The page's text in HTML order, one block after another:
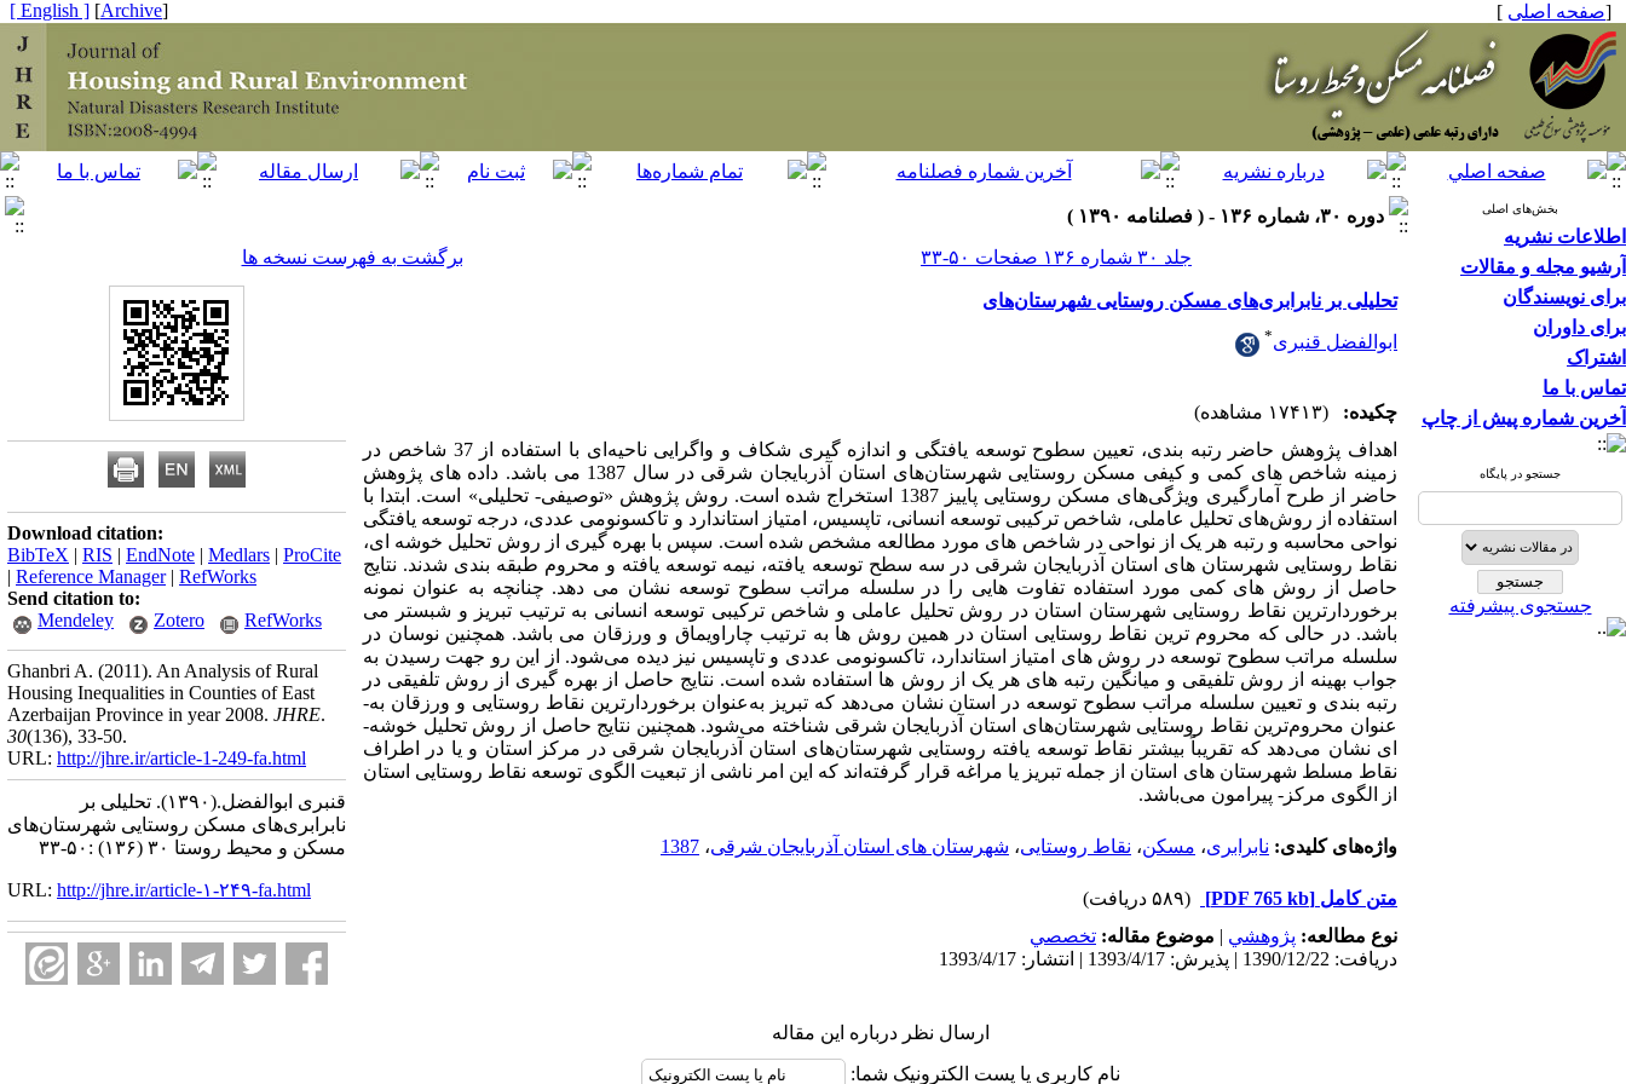
[صفحه اصلی ]
[
Archive
]
[ English ]
بخش‌های اصلی
اطلاعات نشریه
آرشیو مجله و مقالات
برای نویسندگان
برای داوران
اشتراک
تماس با ما
آخرین شماره پیش از چاپ
جستجو در پایگاه
جستجوی پیشرفته
دوره ۳۰، شماره ۱۳۶ - ( فصلنامه ۱۳۹۰ )
جلد ۳۰ شماره ۱۳۶ صفحات ۵۰-۳۳
برگشت به فهرست نسخه ها
تحلیلی بر نابرابری‌های مسکن روستایی شهرستان‌های
ابوالفضل قنبری*
چکیده:
(۱۷۴۱۳ مشاهده)
اهداف پژوهش حاضر رتبه بندی، تعیین سطوح توسعه یافتگی و اندازه گیری شکاف و واگرایی ناحیه‌ای با استفاده از 37 شاخص در
زمینه شاخص های کمی و کیفی مسکن روستایی شهرستان‌های استان آذربایجان شرقی در سال 1387 می باشد. داده های پژوهش
حاضر از طرح آمارگیری ویژگی‌های مسکن روستایی پاییز 1387 استخراج شده است. روش پژوهش «توصیفی- تحلیلی» است. ابتدا با
استفاده از روش‌های تحلیل عاملی، شاخص ترکیبی توسعه انسانی، تاپسیس، امتیاز استاندارد و تاکسونومی عددی، درجه توسعه یافتگی
نواحی محاسبه و رتبه هر یک از نواحی در شاخص های مورد مطالعه مشخص شده است. سپس با بهره گیری از روش تحلیل خوشه ای،
نقاط روستایی شهرستان های استان آذربایجان شرقی در سه سطح توسعه یافته، نیمه توسعه یافته و محروم طبقه بندی شدند. نتایج
حاصل از روش های کمی مورد استفاده تفاوت هایی را در سلسله مراتب سطوح توسعه نشان می دهد. چنانچه به عنوان نمونه
برخوردارترین نقاط روستایی شهرستان استان در روش تحلیل عاملی و شاخص ترکیبی توسعه انسانی به ترتیب تبریز و شبستر می
باشد. در حالی که محروم ترین نقاط روستایی استان در همین روش ها به ترتیب چاراویماق و ورزقان می باشد. همچنین نوسان در
سلسله مراتب سطوح توسعه در روش های امتیاز استاندارد، تاکسونومی عددی و تاپسیس نیز دیده می‌شود. از این رو جهت رسیدن به
جواب بهینه از روش تلفیقی و میانگین رتبه های هر یک از روش ها استفاده شده است. نتایج حاصل از بهره گیری از روش تلفیقی در
رتبه بندی و تعیین سلسله مراتب سطوح توسعه در استان نشان می‌دهد که تبریز به‌عنوان برخوردارترین نقاط روستایی و ورزقان به-
عنوان محروم‌ترین نقاط روستایی شهرستان‌های استان آذربایجان شرقی شناخته می‌شود. همچنین نتایج حاصل از روش تحلیل خوشه-
ای نشان می‌دهد که تقریباً بیشتر نقاط توسعه یافته روستایی شهرستان‌های استان آذربایجان شرقی در مرکز استان و یا در اطراف
نقاط مسلط شهرستان های استان از جمله تبریز یا مراغه قرار گرفته‌اند که این امر ناشی از تبعیت الگوی توسعه نقاط روستایی استان
از الگوی مرکز- پیرامون می‌باشد.
واژه‌های کلیدی: نابرابری، مسکن، نقاط روستایی، شهرستان های استان آذربایجان شرقی، 1387
متن کامل [PDF 765 kb]
(۵۸۹ دریافت)
نوع مطالعه: پژوهشي | موضوع مقاله: تخصصي
دریافت: 1390/12/22 | پذیرش: 1393/4/17 | انتشار: 1393/4/17
ارسال نظر درباره این مقاله
نام کاربری یا پست الکترونیک شما:
Download citation:
BibTeX | RIS | EndNote | Medlars | ProCite
| Reference Manager| RefWorks
Send citation to:
Mendeley
Zotero RefWorks
Ghanbri A. (2011). An Analysis of Rural
Housing Inequalities in Counties of East
Azerbaijan Province in year 2008. JHRE.
30(136), 33-50.
URL: http://jhre.ir/article-1-249-fa.html
قنبری ابوالفضل.(۱۳۹۰).
تحلیلی بر
نابرابری‌های مسکن روستایی شهرستان‌های
مسکن و محیط روستا ۳۰ (۱۳۶) :۵۰-۳۳
URL: http://jhre.ir/article-۱-۲۴۹-fa.html